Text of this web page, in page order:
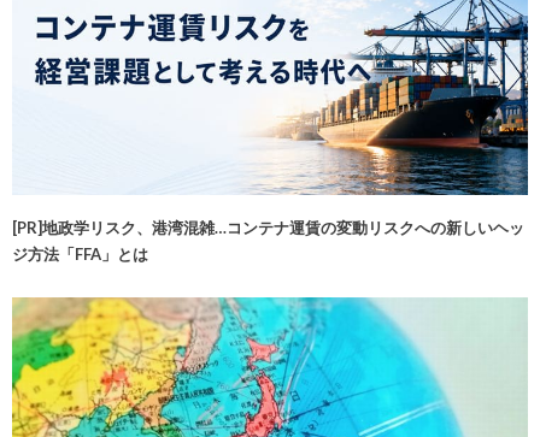
[PR]地政学リスク、港湾混雑…コンテナ運賃の変動リスクへの新しいヘッ
ジ方法「FFA」とは